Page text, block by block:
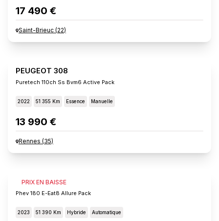
17 490 €
Saint-Brieuc (22)
PEUGEOT 308
Puretech 110ch Ss Bvm6 Active Pack
2022 51 355 Km Essence Manuelle
13 990 €
Rennes (35)
PRIX EN BAISSE
PEUGEOT 308
Phev 180 E-Eat8 Allure Pack
2023 51 390 Km Hybride Automatique